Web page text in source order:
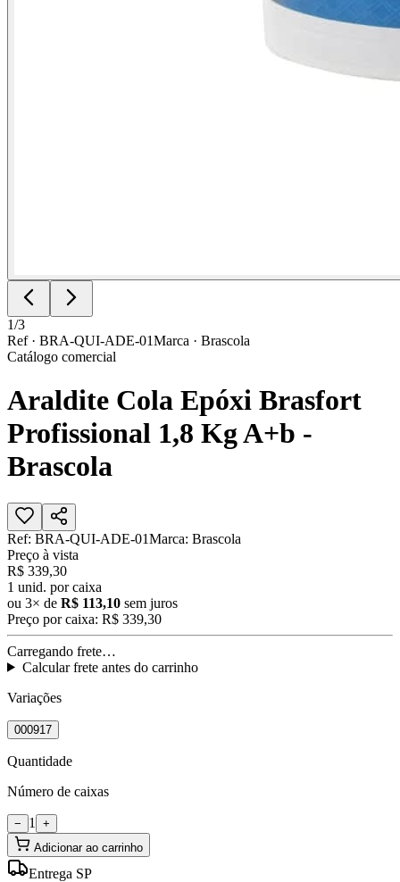
1/3
Ref · BRA-QUI-ADE-01Marca · Brascola
Catálogo comercial
Araldite Cola Epóxi Brasfort
Profissional 1,8 Kg A+b -
Brascola
Ref: BRA-QUI-ADE-01Marca: Brascola
Preço à vista
R$ 339,30
1 unid. por caixa
ou 3× de R$ 113,10 sem juros
Preço por caixa: R$ 339,30
Carregando frete…
Calcular frete antes do carrinho
Variações
000917
Quantidade
Número de caixas
− 1
+
Adicionar ao carrinho
Entrega SP